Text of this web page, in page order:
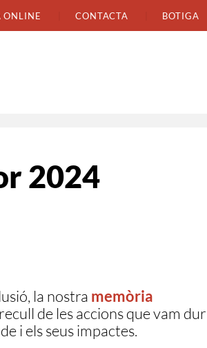
ONLINE CONTACTA BOTIGA
2024
la nostra memòria
de les accions que vam dur
i els seus impactes.